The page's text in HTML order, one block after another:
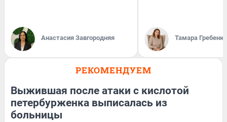
Анастасия Завгородняя Тамара
РЕКОМЕНДУЕМ
Выжившая после атаки с кислотой
петербурженка выписалась из
больницы